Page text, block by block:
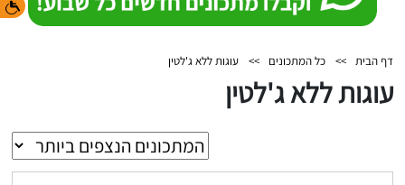
דף הבית >> כל המתכונים >> עוגות ללא ג'לטין
עוגות ללא ג'לטין